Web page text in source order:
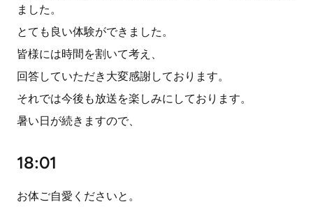
ました。
とても良い体験ができました。
皆様には時間を割いて考え、
回答していただき大変感謝しております。
それでは今後も放送を楽しみにしております。
暑い日が続きますので、
18:01
お体ご自愛くださいと。